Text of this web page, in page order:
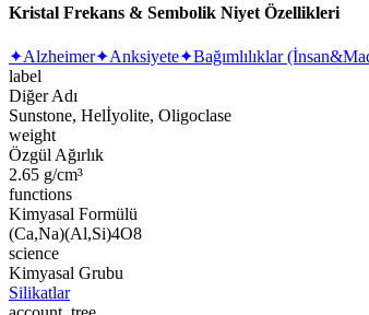
Kristal Frekans & Sembolik Niyet Özellikleri
✦Alzheimer✦Anksiyete✦Bağımlılıklar
label
Diğer Adı
Sunstone, Helİyolite, Oligoclase
weight
Özgül Ağırlık
2.65 g/cm³
functions
Kimyasal Formülü
(Ca,Na)(Al,Si)4O8
science
Kimyasal Grubu
Silikatlar